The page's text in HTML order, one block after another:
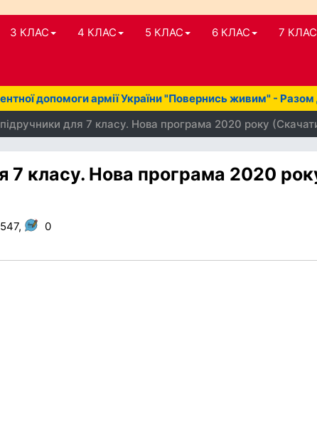
3 КЛАС 4 КЛАС 5 КЛАС 6 КЛАС 7 КЛАС
допомоги армії України "Повернись живим" -
підручники для 7 класу. Нова програма 2020 року
7 класу. Нова програма 2020
0